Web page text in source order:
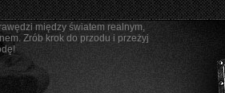
między światem realnym,
Zrób krok do przodu i przeżyj